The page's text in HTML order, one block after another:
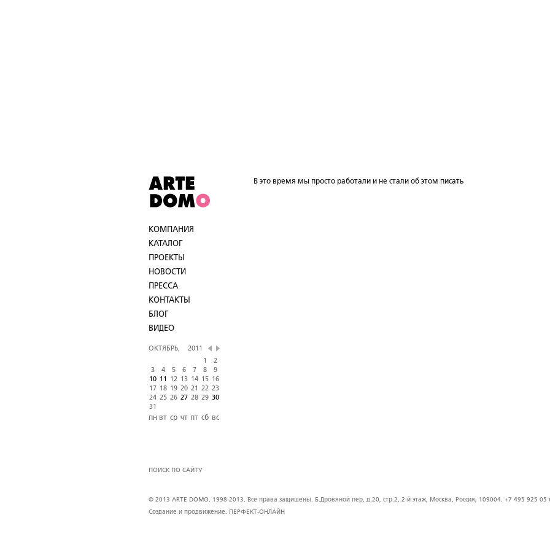
КОМПАНИЯ
КАТАЛОГ
ПРОЕКТЫ
НОВОСТИ
ПРЕССА
КОНТАКТЫ
БЛОГ
ВИДЕО
ОКТЯБРЬ,
2011
1
2
3
4 5 6 7 8
9
10 11 12 13 14 15
16
17
18 19 20 21 22 23
24 25 26 27 28 29 30
31
пн вт ср чт пт сб вс
ПОИСК ПО САЙТУ
В это время мы просто работали и не стали об этом писать
© 2013 ARTE DOMO. 1998-2013. Все права защищены. Б.Дровяной пер, д.20, стр.2, 2-й этаж, Москва, Россия, 109004. +7 495 925 05
Создание и продвижение. ПЕРФЕКТ-ОНЛАЙН